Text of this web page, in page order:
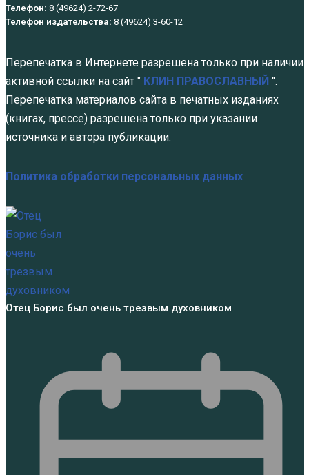
Телефон: 8 (49624) 2-72-67
Телефон издательства: 8 (49624) 3-60-12
Перепечатка в Интернете разрешена только при наличии
активной ссылки на сайт " КЛИН ПРАВОСЛАВНЫЙ ".
Перепечатка материалов сайта в печатных изданиях
(книгах, прессе) разрешена только при указании
источника и автора публикации.
Политика обработки персональных данных
Отец Борис был очень трезвым духовником